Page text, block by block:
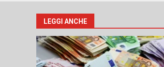
LEGGI ANCHE